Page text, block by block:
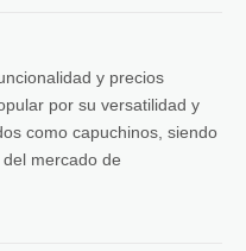
y precios
por su versatilidad y
como capuchinos, siendo
mercado de